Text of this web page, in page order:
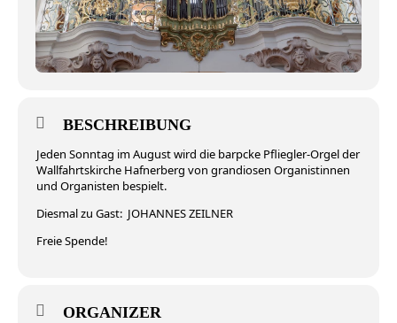
BESCHREIBUNG
Jeden Sonntag im August wird die barpcke Pfliegler-Orgel der
Wallfahrtskirche Hafnerberg von grandiosen Organistinnen
und Organisten bespielt.
Diesmal zu Gast: JOHANNES ZEILNER
Freie Spende!
ORGANIZER